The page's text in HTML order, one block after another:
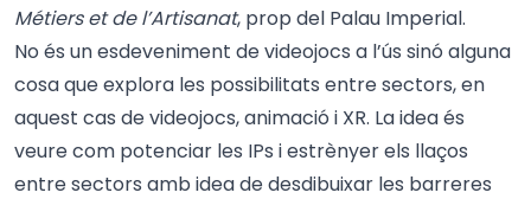
Métiers et de l’Artisanat, prop del Palau Imperial.
No és un esdeveniment de videojocs a l’ús sinó alguna
cosa que explora les possibilitats entre sectors, en
aquest cas de videojocs, animació i XR. La idea és
veure com potenciar les IPs i estrènyer els llaços
entre sectors amb idea de desdibuixar les barreres